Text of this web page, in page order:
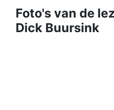
Foto's van de
Dick Buursink